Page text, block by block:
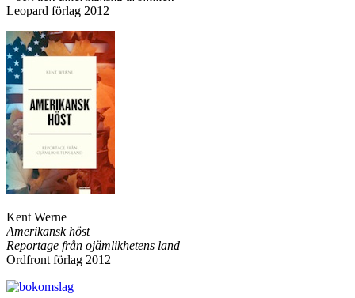
Peter Kadhammar
Route 66
– och den amerikanska drömmen
Leopard förlag 2012